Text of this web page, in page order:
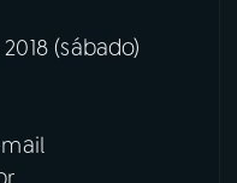
(sábado)